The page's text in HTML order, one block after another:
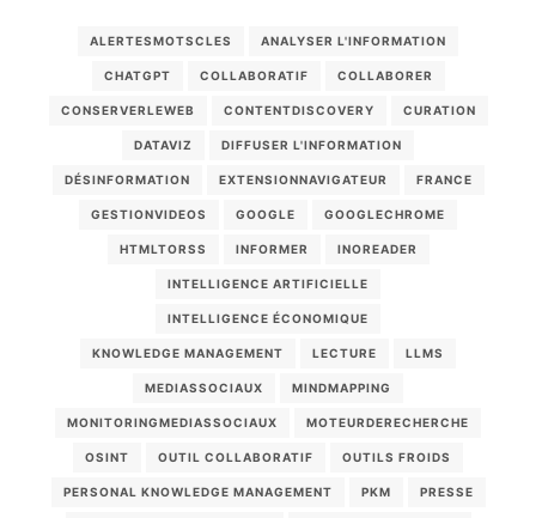
ALERTESMOTSCLES ANALYSER L'INFORMATION
CHATGPT COLLABORATIF COLLABORER
CONSERVERLEWEB CONTENTDISCOVERY CURATION
DATAVIZ DIFFUSER L'INFORMATION
DÉSINFORMATION EXTENSIONNAVIGATEUR FRANCE
GESTIONVIDEOS GOOGLE GOOGLECHROME
HTMLTORSS INFORMER INOREADER
INTELLIGENCE ARTIFICIELLE
INTELLIGENCE ÉCONOMIQUE
KNOWLEDGE MANAGEMENT LECTURE LLMS
MEDIASSOCIAUX MINDMAPPING
MONITORINGMEDIASSOCIAUX MOTEURDERECHERCHE
OSINT OUTIL COLLABORATIF OUTILS FROIDS
PERSONAL KNOWLEDGE MANAGEMENT PKM PRESSE